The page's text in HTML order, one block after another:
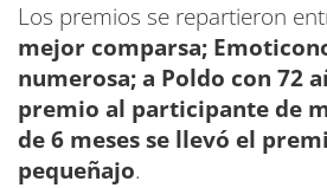
Los premios se repartieron
mejor comparsa;
numerosa; a Poldo con 72
premio al participante de
de 6 meses se llevó el
pequeñajo.